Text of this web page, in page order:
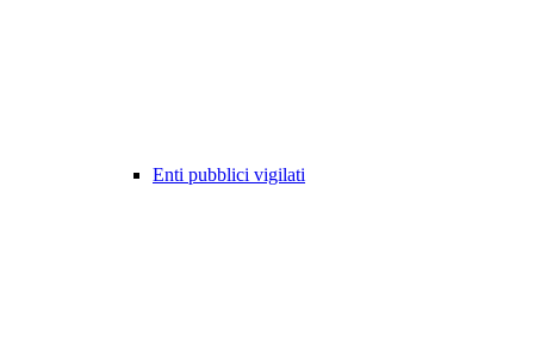
Enti pubblici vigilati